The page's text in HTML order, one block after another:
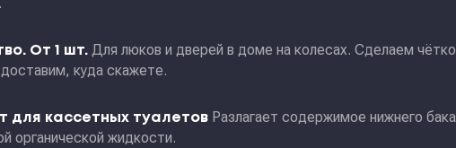
От 1 шт. Для люков и дверей в доме на колесах. Сделаем чётко
куда скажете.
для кассетных туалетов Разлагает содержимое нижнего бака
органической жидкости.